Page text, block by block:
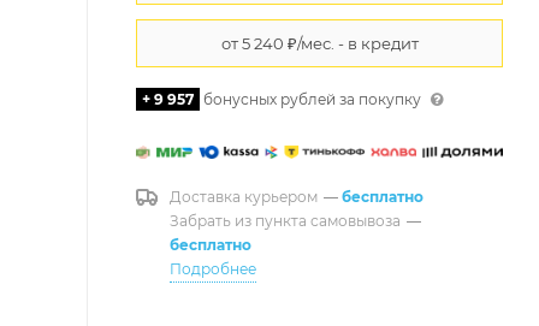
+ 9 957 бонусных рублей за покупку
Доставка курьером — бесплатно
Забрать из пункта самовывоза —
бесплатно
Подробнее